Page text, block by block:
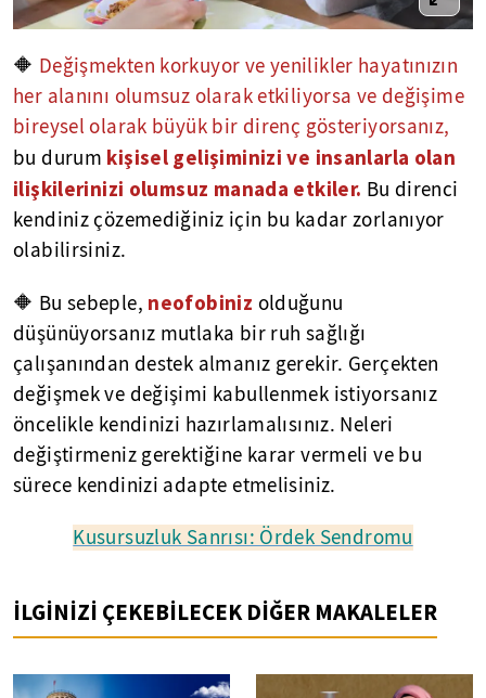
🔶 Değişmekten korkuyor ve yenilikler hayatınızın
her alanını olumsuz olarak etkiliyorsa ve değişime
bireysel olarak büyük bir direnç gösteriyorsanız,
bu durum kişisel gelişiminizi ve insanlarla olan
ilişkilerinizi olumsuz manada etkiler. Bu direnci
kendiniz çözemediğiniz için bu kadar zorlanıyor
olabilirsiniz.
🔶 Bu sebeple, neofobiniz olduğunu
düşünüyorsanız mutlaka bir ruh sağlığı
çalışanından destek almanız gerekir. Gerçekten
değişmek ve değişimi kabullenmek istiyorsanız
öncelikle kendinizi hazırlamalısınız. Neleri
değiştirmeniz gerektiğine karar vermeli ve bu
sürece kendinizi adapte etmelisiniz.
Kusursuzluk Sanrısı: Ördek Sendromu
İLGİNİZİ ÇEKEBİLECEK DİĞER MAKALELER